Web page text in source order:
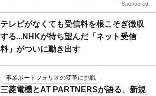
Sponsored
テレビがなくても受信料を根こそぎ徴収
する...NHKが待ち望んだ「ネット受信
料」がついに動き出す
事業ポートフォリオの変革に挑戦
三菱電機とAT PARTNERSが語る、新規